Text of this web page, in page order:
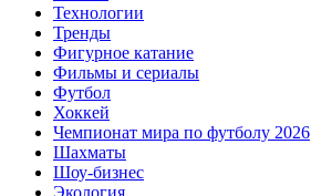
Технологии
Тренды
Фигурное катание
Фильмы и сериалы
Футбол
Хоккей
Чемпионат мира по футболу 2026
Шахматы
Шоу-бизнес
Экология